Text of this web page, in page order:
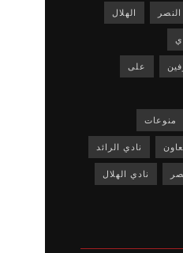
النصر الهلال
على
منوعات
نادي الرائد
نادي الهلال